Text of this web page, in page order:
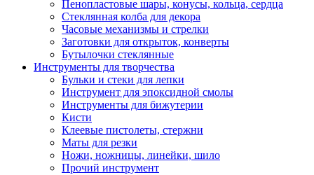
Пенопластовые шары, конусы, кольца, сердца
Стеклянная колба для декора
Часовые механизмы и стрелки
Заготовки для открыток, конверты
Бутылочки стеклянные
Инструменты для творчества
Бульки и стеки для лепки
Инструмент для эпоксидной смолы
Инструменты для бижутерии
Кисти
Клеевые пистолеты, стержни
Маты для резки
Ножи, ножницы, линейки, шило
Прочий инструмент